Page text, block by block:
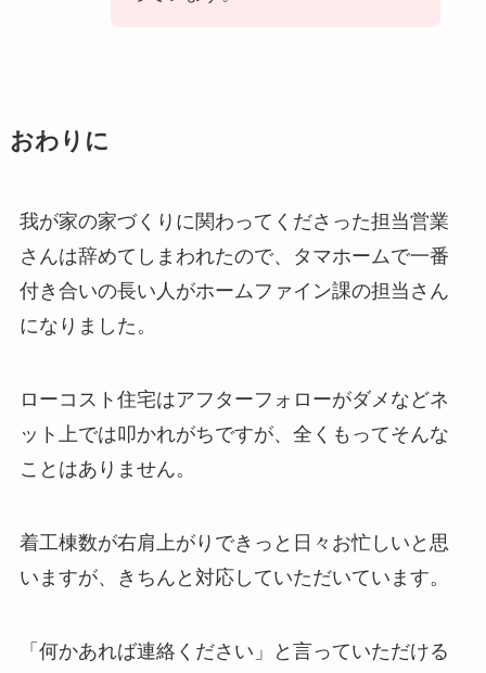
おわりに
我が家の家づくりに関わってくださった担当営業
さんは辞めてしまわれたので、タマホームで一番
付き合いの長い人がホームファイン課の担当さん
になりました。
ローコスト住宅はアフターフォローがダメなどネ
ット上では叩かれがちですが、全くもってそんな
ことはありません。
着工棟数が右肩上がりできっと日々お忙しいと思
いますが、きちんと対応していただいています。
「何かあれば連絡ください」と言っていただける